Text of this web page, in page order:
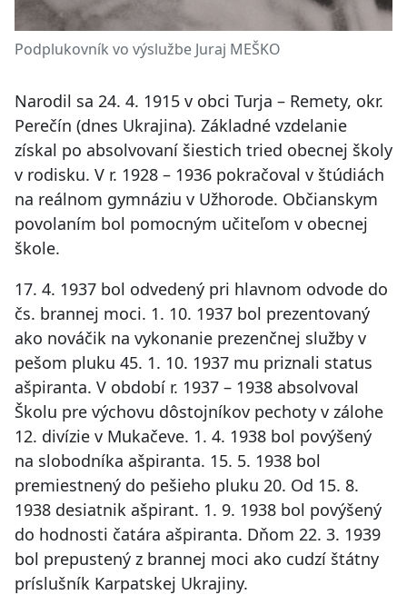
Podplukovník vo výslužbe Juraj MEŠKO
Narodil sa 24. 4. 1915 v obci Turja – Remety, okr.
Perečín (dnes Ukrajina). Základné vzdelanie
získal po absolvovaní šiestich tried obecnej školy
v rodisku. V r. 1928 – 1936 pokračoval v štúdiách
na reálnom gymnáziu v Užhorode. Občianskym
povolaním bol pomocným učiteľom v obecnej
škole.
17. 4. 1937 bol odvedený pri hlavnom odvode do
čs. brannej moci. 1. 10. 1937 bol prezentovaný
ako nováčik na vykonanie prezenčnej služby v
pešom pluku 45. 1. 10. 1937 mu priznali status
ašpiranta. V období r. 1937 – 1938 absolvoval
Školu pre výchovu dôstojníkov pechoty v zálohe
12. divízie v Mukačeve. 1. 4. 1938 bol povýšený
na slobodníka ašpiranta. 15. 5. 1938 bol
premiestnený do pešieho pluku 20. Od 15. 8.
1938 desiatnik ašpirant. 1. 9. 1938 bol povýšený
do hodnosti čatára ašpiranta. Dňom 22. 3. 1939
bol prepustený z brannej moci ako cudzí štátny
príslušník Karpatskej Ukrajiny.